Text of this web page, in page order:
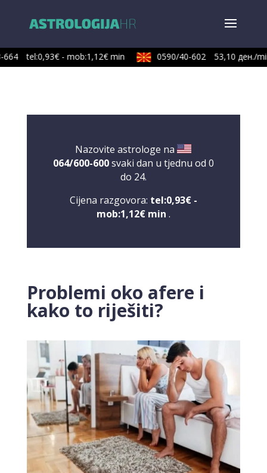
tel:0,93€ - mob:1,12€ min 0590/40-602 53,10 ден./min
Nazovite astrologe na
064/600-600svaki dan u tjednu od 0
do 24.
Cijena razgovora: tel:0,93€ -
mob:1,12€ min .
Problemi oko afere i
kako to riješiti?